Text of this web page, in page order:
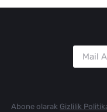
Abone olarak Gizlilik